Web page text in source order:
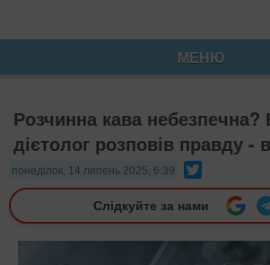
МЕНЮ
Розчинна кава небезпечна?
дієтолог розповів правду -
понеділок, 14 липень 2025, 6:39
Слідкуйте за нами